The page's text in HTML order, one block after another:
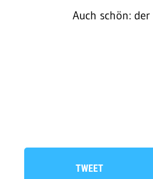
Auch schön: der
TWEET